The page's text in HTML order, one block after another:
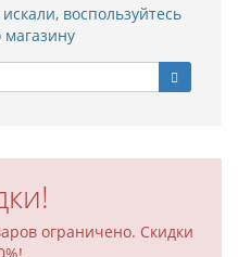
воспользуйтесь
ограничено. Скидки